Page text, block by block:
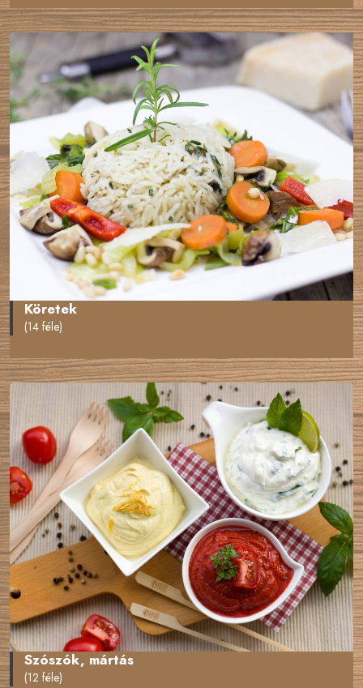
Köretek
(14 féle)
Szószók, mártás
(12 féle)